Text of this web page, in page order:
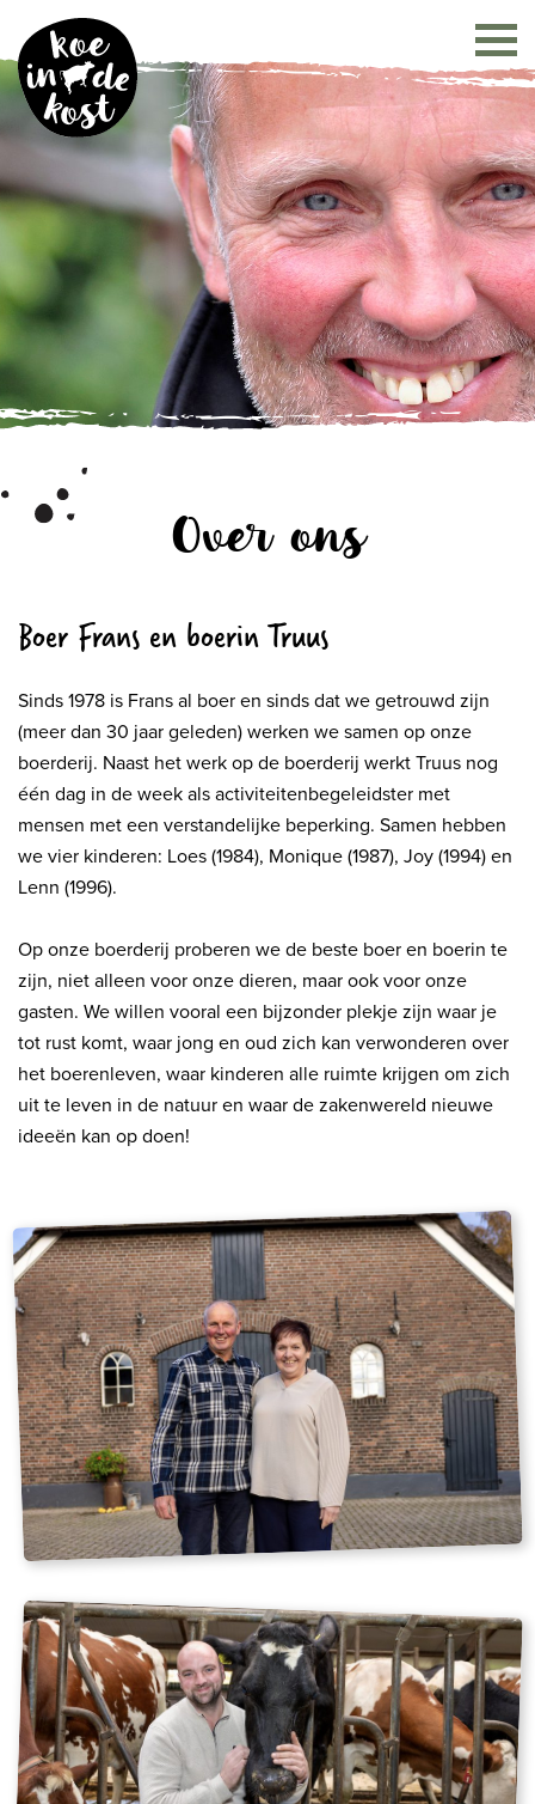
Over ons
Boer Frans en boerin Truus
Sinds 1978 is Frans al boer en sinds dat we getrouwd zijn
(meer dan 30 jaar geleden) werken we samen op onze
boerderij. Naast het werk op de boerderij werkt Truus nog
één dag in de week als activiteitenbegeleidster met
mensen met een verstandelijke beperking. Samen hebben
we vier kinderen: Loes (1984), Monique (1987), Joy (1994) en
Lenn (1996).
Op onze boerderij proberen we de beste boer en boerin te
zijn, niet alleen voor onze dieren, maar ook voor onze
gasten. We willen vooral een bijzonder plekje zijn waar je
tot rust komt, waar jong en oud zich kan verwonderen over
het boerenleven, waar kinderen alle ruimte krijgen om zich
uit te leven in de natuur en waar de zakenwereld nieuwe
ideeën kan op doen!